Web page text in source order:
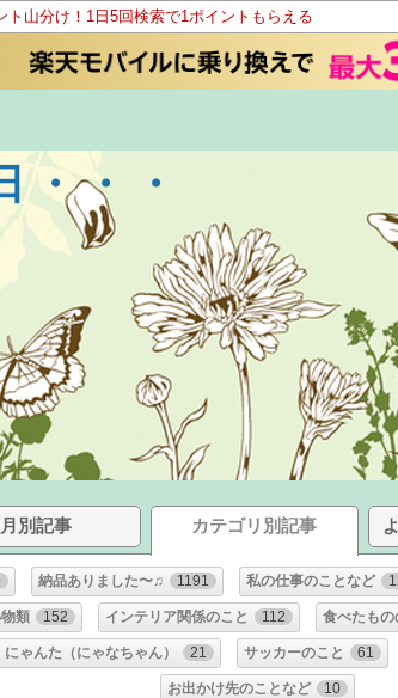
ト山分け！1日5回検索で1ポイントもらえる
・・・
月別記事 カテゴリ別記事
納品ありました〜♫ 1191 私の仕事のことなど
類 152 インテリア関係のこと 112 食べたもの
にゃんた（にゃなちゃん） 21 サッカーのこと 61
お出かけ先のことなど 10